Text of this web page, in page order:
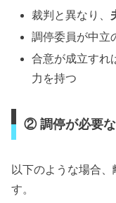
裁判と異なり、
調停委員が中立
合意が成立すれ
力を持つ
② 調停が必要
以下のような場合
す。